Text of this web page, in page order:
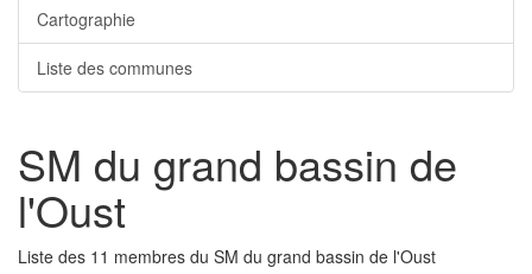
Cartographie
Liste des communes
SM du grand bassin de
l'Oust
Liste des 11 membres du SM du grand bassin de l'Oust